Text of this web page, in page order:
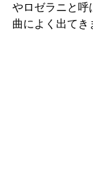
やロゼラニと呼
曲によく出てき